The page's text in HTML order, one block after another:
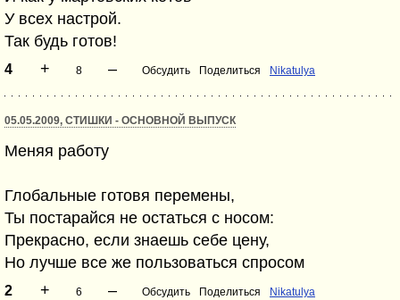
У всех настрой.
Так будь готов!
4 + 8 – Обсудить Поделиться Nikatulya
05.05.2009, СТИШКИ - ОСНОВНОЙ ВЫПУСК
Меняя работу
Глобальные готовя перемены,
Ты постарайся не остаться с носом:
Прекрасно, если знаешь себе цену,
Но лучше все же пользоваться спросом
2 + 6 – Обсудить Поделиться Nikatulya